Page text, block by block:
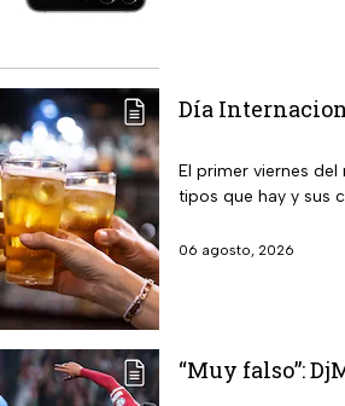
Día
El primer viernes
tipos que hay y sus
06 agosto, 2026
“Muy falso”: